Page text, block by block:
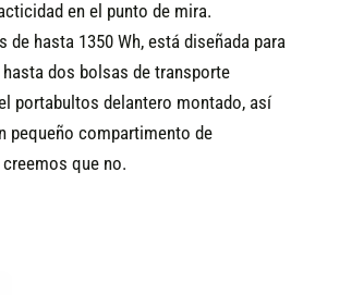
en el punto de mira.
hasta 1350 Wh, está diseñada para
dos bolsas de transporte
portabultos delantero montado, así
pequeño compartimento de
que no.